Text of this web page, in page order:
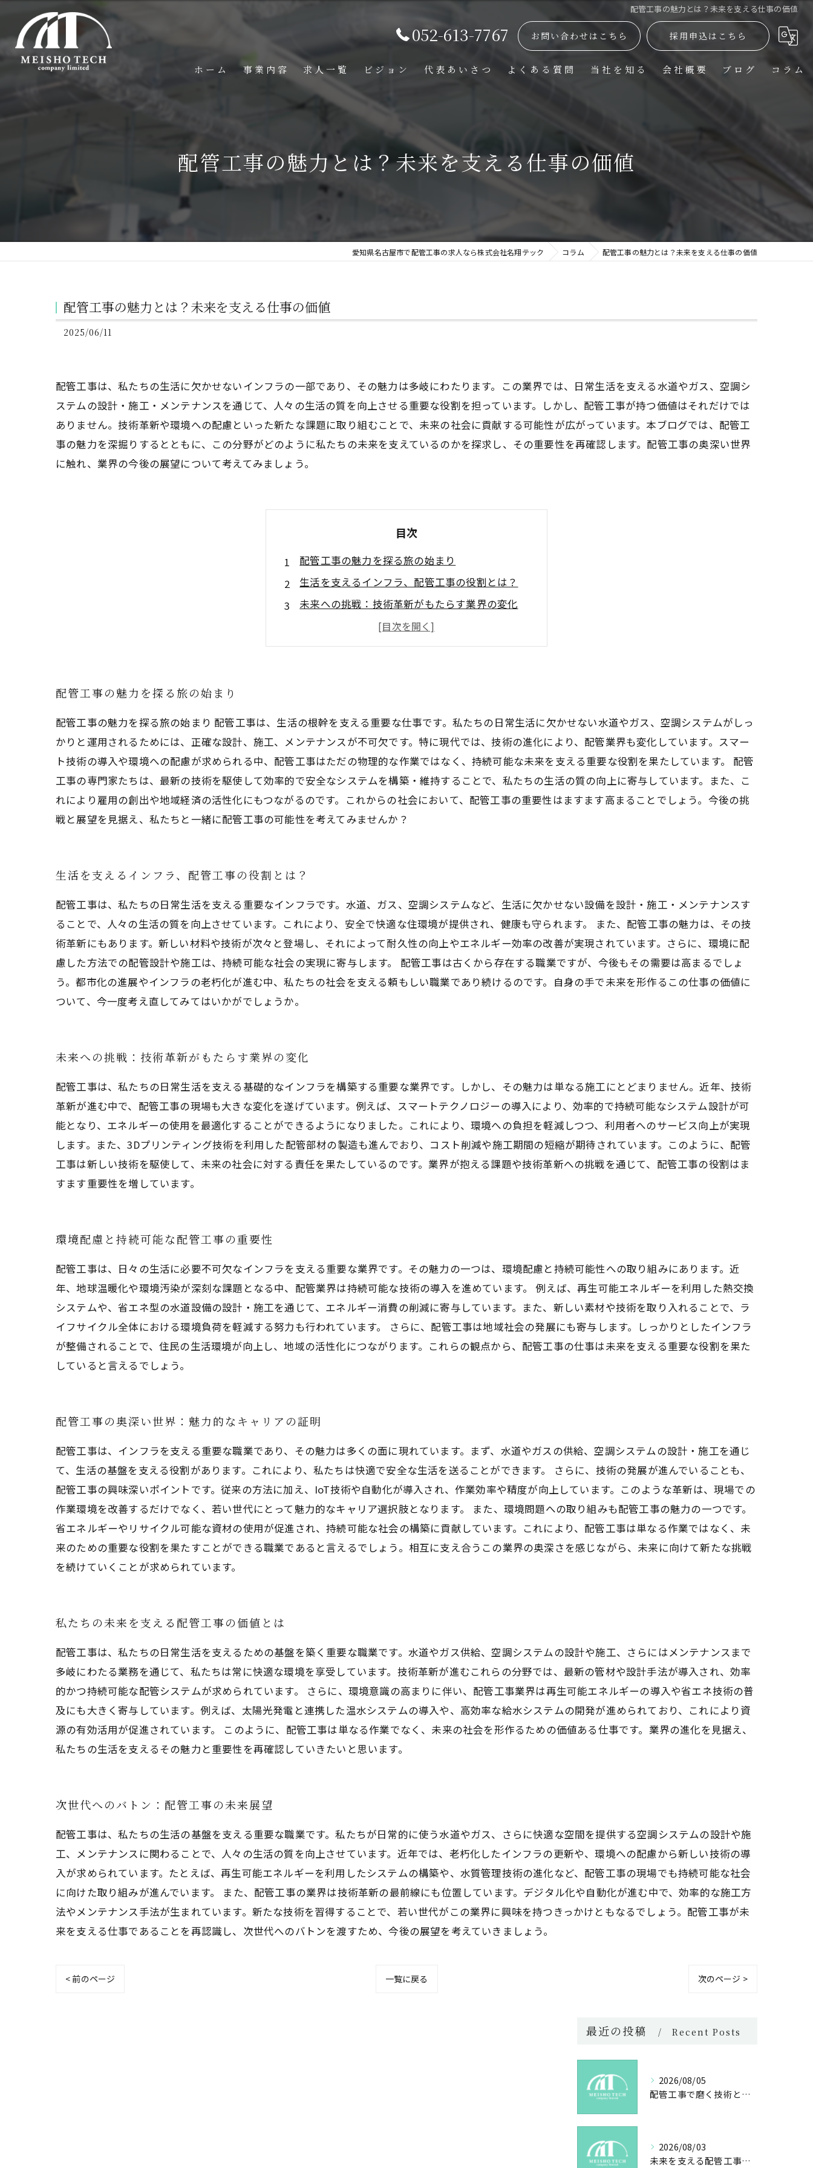
配管工事の魅力とは？未来を支える仕事の価値
052-613-7767 お問い合わせはこちら 採用申込はこちら
ホーム 事業内容 求人一覧 ビジョン 代表あいさつ よくある質問 当社を知る
施工管理
未経験
会社概要 ブログ コラム
配管工事の魅力とは？未来を支える仕事の価値
愛知県名古屋市で配管工事の求人なら株式会社名翔テック コラム 配管工事の魅力とは？未来を支える仕事の価値
配管工事の魅力とは？未来を支える仕事の価値
2025/06/11
配管工事は、私たちの生活に欠かせないインフラの一部であり、その魅力は多岐にわたります。この業界では、日常生活を支える水道やガス、空調シ
ステムの設計・施工・メンテナンスを通じて、人々の生活の質を向上させる重要な役割を担っています。しかし、配管工事が持つ価値はそれだけでは
ありません。技術革新や環境への配慮といった新たな課題に取り組むことで、未来の社会に貢献する可能性が広がっています。本ブログでは、配管工
事の魅力を深掘りするとともに、この分野がどのように私たちの未来を支えているのかを探求し、その重要性を再確認します。配管工事の奥深い世界
に触れ、業界の今後の展望について考えてみましょう。
目次
配管工事の魅力を探る旅の始まり
生活を支えるインフラ、配管工事の役割とは？
未来への挑戦：技術革新がもたらす業界の変化
環境配慮と持続可能な配管工事の重要性
配管工事の奥深い世界：魅力的なキャリアの証明
配管工事の魅力を探る旅の始まり
配管工事の魅力を探る旅の始まり 配管工事は、生活の根幹を支える重要な仕事です。私たちの日常生活に欠かせない水道やガス、空調システムがしっ
かりと運用されるためには、正確な設計、施工、メンテナンスが不可欠です。特に現代では、技術の進化により、配管業界も変化しています。スマー
ト技術の導入や環境への配慮が求められる中、配管工事はただの物理的な作業ではなく、持続可能な未来を支える重要な役割を果たしています。 配管
工事の専門家たちは、最新の技術を駆使して効率的で安全なシステムを構築・維持することで、私たちの生活の質の向上に寄与しています。また、こ
れにより雇用の創出や地域経済の活性化にもつながるのです。これからの社会において、配管工事の重要性はますます高まることでしょう。今後の挑
戦と展望を見据え、私たちと一緒に配管工事の可能性を考えてみませんか？
生活を支えるインフラ、配管工事の役割とは？
配管工事は、私たちの日常生活を支える重要なインフラです。水道、ガス、空調システムなど、生活に欠かせない設備を設計・施工・メンテナンスす
ることで、人々の生活の質を向上させています。これにより、安全で快適な住環境が提供され、健康も守られます。 また、配管工事の魅力は、その技
術革新にもあります。新しい材料や技術が次々と登場し、それによって耐久性の向上やエネルギー効率の改善が実現されています。さらに、環境に配
慮した方法での配管設計や施工は、持続可能な社会の実現に寄与します。 配管工事は古くから存在する職業ですが、今後もその需要は高まるでしょ
う。都市化の進展やインフラの老朽化が進む中、私たちの社会を支える頼もしい職業であり続けるのです。自身の手で未来を形作るこの仕事の価値に
ついて、今一度考え直してみてはいかがでしょうか。
未来への挑戦：技術革新がもたらす業界の変化
配管工事は、私たちの日常生活を支える基礎的なインフラを構築する重要な業界です。しかし、その魅力は単なる施工にとどまりません。近年、技術
革新が進む中で、配管工事の現場も大きな変化を遂げています。例えば、スマートテクノロジーの導入により、効率的で持続可能なシステム設計が可
能となり、エネルギーの使用を最適化することができるようになりました。これにより、環境への負担を軽減しつつ、利用者へのサービス向上が実現
します。また、3Dプリンティング技術を利用した配管部材の製造も進んでおり、コスト削減や施工期間の短縮が期待されています。このように、配管
工事は新しい技術を駆使して、未来の社会に対する責任を果たしているのです。業界が抱える課題や技術革新への挑戦を通じて、配管工事の役割はま
すます重要性を増しています。
環境配慮と持続可能な配管工事の重要性
配管工事は、日々の生活に必要不可欠なインフラを支える重要な業界です。その魅力の一つは、環境配慮と持続可能性への取り組みにあります。近
年、地球温暖化や環境汚染が深刻な課題となる中、配管業界は持続可能な技術の導入を進めています。 例えば、再生可能エネルギーを利用した熱交換
システムや、省エネ型の水道設備の設計・施工を通じて、エネルギー消費の削減に寄与しています。また、新しい素材や技術を取り入れることで、ラ
イフサイクル全体における環境負荷を軽減する努力も行われています。 さらに、配管工事は地域社会の発展にも寄与します。しっかりとしたインフラ
が整備されることで、住民の生活環境が向上し、地域の活性化につながります。これらの観点から、配管工事の仕事は未来を支える重要な役割を果た
していると言えるでしょう。
配管工事の奥深い世界：魅力的なキャリアの証明
配管工事は、インフラを支える重要な職業であり、その魅力は多くの面に現れています。まず、水道やガスの供給、空調システムの設計・施工を通じ
て、生活の基盤を支える役割があります。これにより、私たちは快適で安全な生活を送ることができます。 さらに、技術の発展が進んでいることも、
配管工事の興味深いポイントです。従来の方法に加え、IoT技術や自動化が導入され、作業効率や精度が向上しています。このような革新は、現場での
作業環境を改善するだけでなく、若い世代にとって魅力的なキャリア選択肢となります。 また、環境問題への取り組みも配管工事の魅力の一つです。
省エネルギーやリサイクル可能な資材の使用が促進され、持続可能な社会の構築に貢献しています。これにより、配管工事は単なる作業ではなく、未
来のための重要な役割を果たすことができる職業であると言えるでしょう。相互に支え合うこの業界の奥深さを感じながら、未来に向けて新たな挑戦
を続けていくことが求められています。
私たちの未来を支える配管工事の価値とは
配管工事は、私たちの日常生活を支えるための基盤を築く重要な職業です。水道やガス供給、空調システムの設計や施工、さらにはメンテナンスまで
多岐にわたる業務を通じて、私たちは常に快適な環境を享受しています。技術革新が進むこれらの分野では、最新の管材や設計手法が導入され、効率
的かつ持続可能な配管システムが求められています。 さらに、環境意識の高まりに伴い、配管工事業界は再生可能エネルギーの導入や省エネ技術の普
及にも大きく寄与しています。例えば、太陽光発電と連携した温水システムの導入や、高効率な給水システムの開発が進められており、これにより資
源の有効活用が促進されています。 このように、配管工事は単なる作業でなく、未来の社会を形作るための価値ある仕事です。業界の進化を見据え、
私たちの生活を支えるその魅力と重要性を再確認していきたいと思います。
次世代へのバトン：配管工事の未来展望
配管工事は、私たちの生活の基盤を支える重要な職業です。私たちが日常的に使う水道やガス、さらに快適な空間を提供する空調システムの設計や施
工、メンテナンスに関わることで、人々の生活の質を向上させています。近年では、老朽化したインフラの更新や、環境への配慮から新しい技術の導
入が求められています。たとえば、再生可能エネルギーを利用したシステムの構築や、水質管理技術の進化など、配管工事の現場でも持続可能な社会
に向けた取り組みが進んでいます。 また、配管工事の業界は技術革新の最前線にも位置しています。デジタル化や自動化が進む中で、効率的な施工方
法やメンテナンス手法が生まれています。新たな技術を習得することで、若い世代がこの業界に興味を持つきっかけともなるでしょう。配管工事が未
来を支える仕事であることを再認識し、次世代へのバトンを渡すため、今後の展望を考えていきましょう。
< 前のページ 一覧に戻る 次のページ >
最近の投稿 Recent Posts
2026/08/05
配管工事で磨く技術と未来への誇り
2026/08/03
未来を支える配管工事の魅力とやりがい